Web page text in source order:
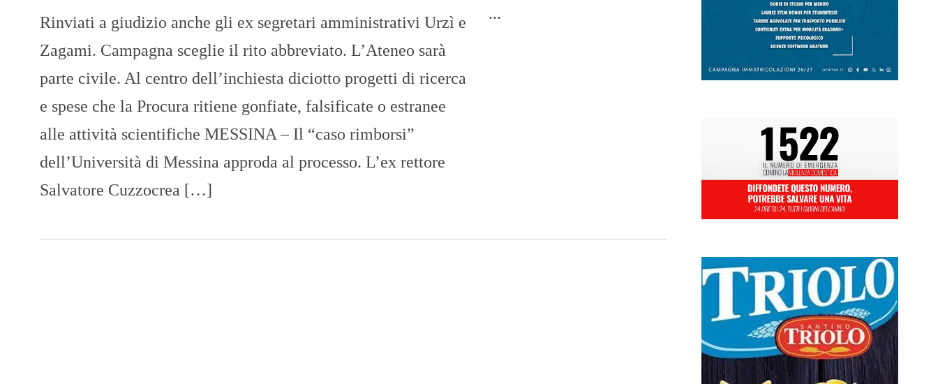
R
G
p
r
N
Rinviati a giudizio anche gli ex segretari amministrativi Urzì e
Zagami. Campagna sceglie il rito abbreviato. L’Ateneo sarà
parte civile. Al centro dell’inchiesta diciotto progetti di ricerca
e spese che la Procura ritiene gonfiate, falsificate o estranee
alle attività scientifiche MESSINA – Il “caso rimborsi”
dell’Università di Messina approda al processo. L’ex rettore
Salvatore Cuzzocrea […]
...